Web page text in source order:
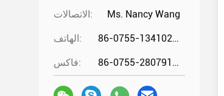
الاتصالات: Ms. Nancy Wang
الهاتف: 86-0755-13410274294
فاكس: 86-0755-28079166